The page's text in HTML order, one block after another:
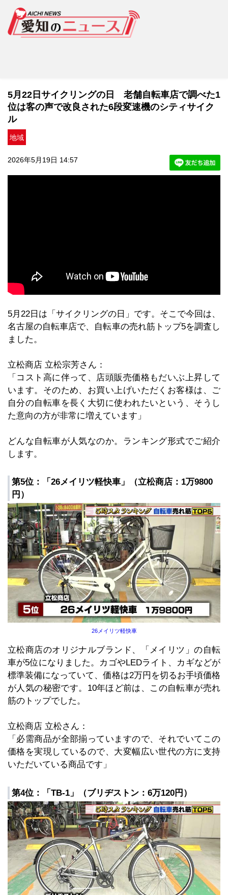
5月22日サイクリングの日 老舗自転車店で調べた1
位は客の声で改良された6段変速機のシティサイク
ル
地域
2026年5月19日 14:57
5月22日は「サイクリングの日」です。そこで今回は、
名古屋の自転車店で、自転車の売れ筋トップ5を調査し
ました。
立松商店 立松宗芳さん：
「コスト高に伴って、店頭販売価格もだいぶ上昇して
います。そのため、お買い上げいただくお客様は、ご
自分の自転車を長く大切に使われたいという、そうし
た意向の方が非常に増えています」
どんな自転車が人気なのか。ランキング形式でご紹介
します。
第5位：「26メイリツ軽快車」（立松商店：1万9800
円）
26メイリツ軽快車
立松商店のオリジナルブランド、「メイリツ」の自転
車が5位になりました。カゴやLEDライト、カギなどが
標準装備になっていて、価格は2万円を切るお手頃価格
が人気の秘密です。10年ほど前は、この自転車が売れ
筋のトップでした。
立松商店 立松さん：
「必需商品が全部揃っていますので、それでいてこの
価格を実現しているので、大変幅広い世代の方に支持
いただいている商品です」
第4位：「TB-1」（ブリヂストン：6万120円）